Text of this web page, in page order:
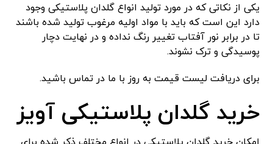
یکی از نکاتی که در مورد تولید انواع گلدان پلاستیکی وجود
دارد این است که باید با مواد اولیه مرغوب تولید شده باشند
تا در برابر نور آفتاب تغییر رنگ نداده و در نهایت دچار
پوسیدگی و ترک نشوند.
برای دریافت لیست قیمت به روز با ما در تماس باشید.
خرید گلدان پلاستیکی آویز